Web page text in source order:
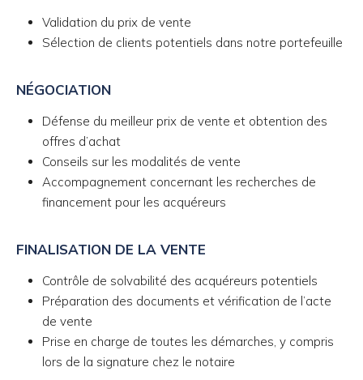
Validation du prix de vente
Sélection de clients potentiels dans notre portefeuille
NÉGOCIATION
Défense du meilleur prix de vente et obtention des
offres d’achat
Conseils sur les modalités de vente
Accompagnement concernant les recherches de
financement pour les acquéreurs
FINALISATION DE LA VENTE
Contrôle de solvabilité des acquéreurs potentiels
Préparation des documents et vérification de l’acte
de vente
Prise en charge de toutes les démarches, y compris
lors de la signature chez le notaire